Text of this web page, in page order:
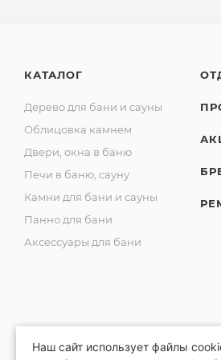
КАТАЛОГ
Дерево для бани и сауны
Облицовка камнем
Двери, окна в баню
Печи в баню, сауну
Камни для бани и сауны
Панно для бани
Аксессуары для бани
Наш сайт использует файлы